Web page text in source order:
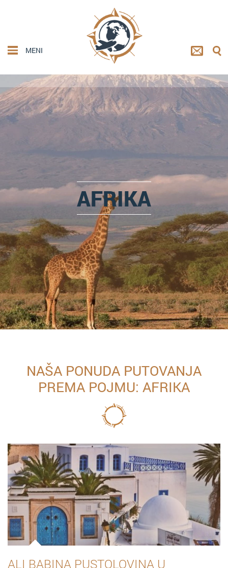
MENI
AFRIKA
NAŠA PONUDA PUTOVANJA
PREMA POJMU: AFRIKA
ALI BABINA PUSTOLOVINA U